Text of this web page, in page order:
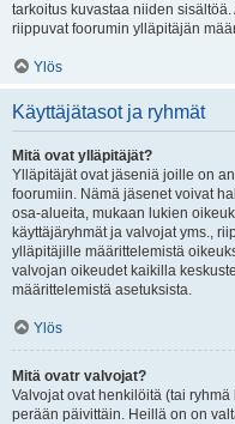
tarkoitus kuvastaa niiden
riippuvat foorumin ylläpitäjän
Ylös
Käyttäjätasot ja ryhmät
Mitä ovat ylläpitäjät?
Ylläpitäjät ovat jäseniä joille on
foorumiin. Nämä jäsenet voivat
osa-alueita, mukaan lukien
käyttäjäryhmät ja valvojat yms.,
ylläpitäjille määrittelemistä
valvojan oikeudet kaikilla
määrittelemistä asetuksista.
Ylös
Mitä ovatr valvojat?
Valvojat ovat henkilöitä (tai
perään päivittäin. Heillä on on